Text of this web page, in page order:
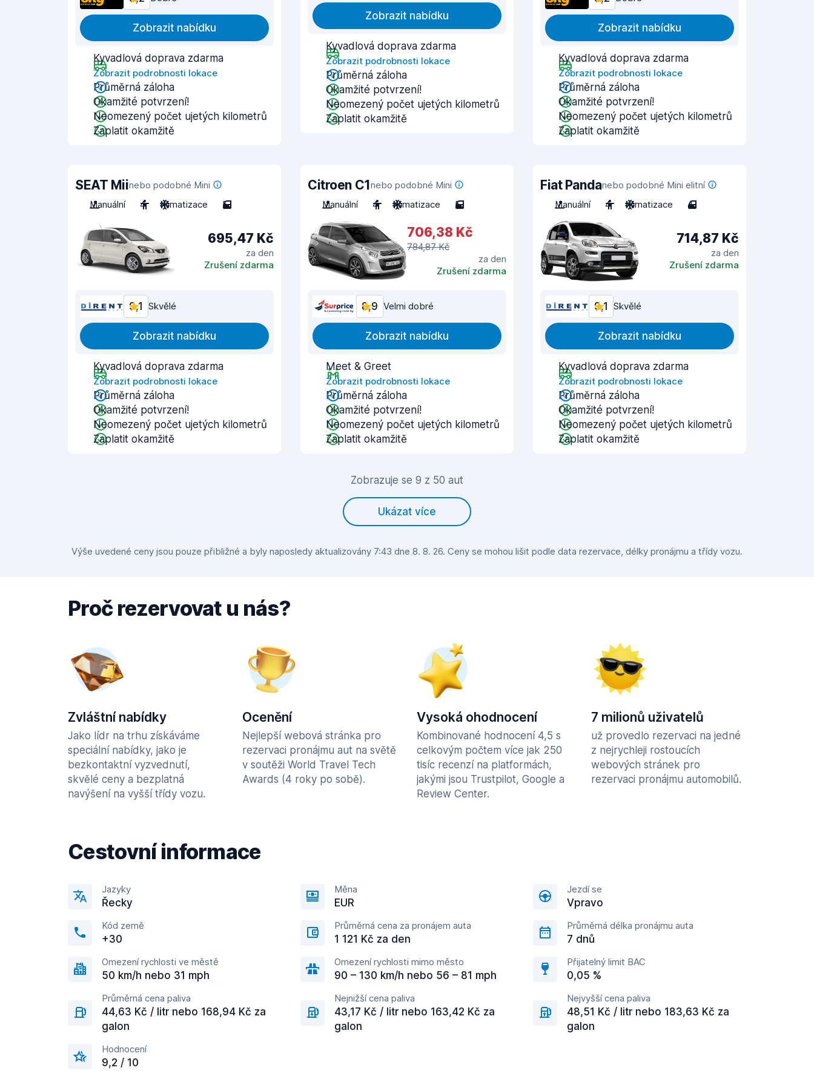
Zobrazit nabídku
Kyvadlová doprava zdarma
Zobrazit podrobnosti lokace
Průměrná záloha
Okamžité potvrzení!
Neomezený počet ujetých kilometrů
Zaplatit okamžitě
Zobrazit nabídku
Kyvadlová doprava zdarma
Zobrazit podrobnosti lokace
Průměrná záloha
Okamžité potvrzení!
Neomezený počet ujetých kilometrů
Zaplatit okamžitě
Zobrazit nabídku
Kyvadlová doprava zdarma
Zobrazit podrobnosti lokace
Průměrná záloha
Okamžité potvrzení!
Neomezený počet ujetých kilometrů
Zaplatit okamžitě
SEAT Miinebo podobné Mini
Manuální
4 Klimatizace 5
695,47 Kč
za den
Zrušení zdarma
9,1 Skvělé
Zobrazit nabídku
Kyvadlová doprava zdarma
Zobrazit podrobnosti lokace
Průměrná záloha
Okamžité potvrzení!
Neomezený počet ujetých kilometrů
Zaplatit okamžitě
Citroen C1nebo podobné Mini
Manuální
4 Klimatizace 5
706,38 Kč
784,87 Kč
za den
Zrušení zdarma
8,9 Velmi dobré
Zobrazit nabídku
Meet & Greet
Zobrazit podrobnosti lokace
Průměrná záloha
Okamžité potvrzení!
Neomezený počet ujetých kilometrů
Zaplatit okamžitě
Fiat Pandanebo podobné Mini elitní
Manuální
4 Klimatizace 4
714,87 Kč
za den
Zrušení zdarma
9,1 Skvělé
Zobrazit nabídku
Kyvadlová doprava zdarma
Zobrazit podrobnosti lokace
Průměrná záloha
Okamžité potvrzení!
Neomezený počet ujetých kilometrů
Zaplatit okamžitě
Zobrazuje se 9 z 50 aut
Ukázat více
Výše uvedené ceny jsou pouze přibližné a byly naposledy aktualizovány 7:43 dne 8. 8. 26. Ceny se mohou lišit podle data rezervace, délky pronájmu a třídy vozu.
Proč rezervovat u nás?
Zvláštní nabídky
Jako lídr na trhu získáváme
speciální nabídky, jako je
bezkontaktní vyzvednutí,
skvělé ceny a bezplatná
navýšení na vyšší třídy vozu.
Ocenění
Nejlepší webová stránka pro
rezervaci pronájmu aut na světě
v soutěži World Travel Tech
Awards (4 roky po sobě).
Vysoká ohodnocení
Kombinované hodnocení 4,5 s
celkovým počtem více jak 250
tisíc recenzí na platformách,
jakými jsou Trustpilot, Google a
Review Center.
7 milionů uživatelů
už provedlo rezervaci na jedné
z nejrychleji rostoucích
webových stránek pro
rezervaci pronájmu automobilů.
Cestovní informace
Jazyky
Řecky
Měna
EUR
Jezdí se
Vpravo
Kód země
+30
Průměrná cena za pronájem auta
1 121 Kč za den
Průměrná délka pronájmu auta
7 dnů
Omezení rychlosti ve městě
50 km/h nebo 31 mph
Omezení rychlosti mimo město
90 – 130 km/h nebo 56 – 81 mph
Přijatelný limit BAC
0,05 %
Průměrná cena paliva
44,63 Kč / litr nebo 168,94 Kč za
galon
Nejnižší cena paliva
43,17 Kč / litr nebo 163,42 Kč za
galon
Nejvyšší cena paliva
48,51 Kč / litr nebo 183,63 Kč za
galon
Hodnocení
9,2 / 10